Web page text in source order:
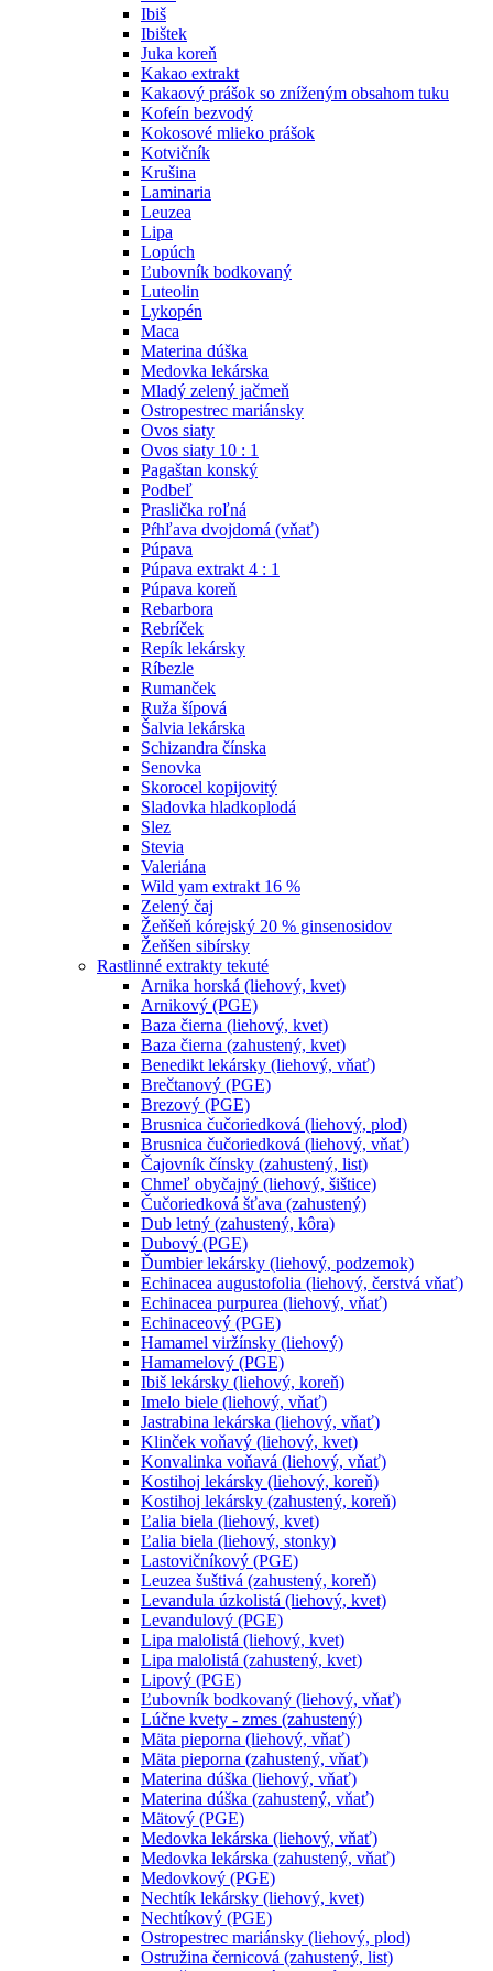
Ibiš
Ibištek
Juka koreň
Kakao extrakt
Kakaový prášok so zníženým obsahom tuku
Kofeín bezvodý
Kokosové mlieko prášok
Kotvičník
Krušina
Laminaria
Leuzea
Lipa
Lopúch
Ľubovník bodkovaný
Luteolin
Lykopén
Maca
Materina dúška
Medovka lekárska
Mladý zelený jačmeň
Ostropestrec mariánsky
Ovos siaty
Ovos siaty 10 : 1
Pagaštan konský
Podbeľ
Praslička roľná
Pŕhľava dvojdomá (vňať)
Púpava
Púpava extrakt 4 : 1
Púpava koreň
Rebarbora
Rebríček
Repík lekársky
Ríbezle
Rumanček
Ruža šípová
Šalvia lekárska
Schizandra čínska
Senovka
Skorocel kopijovitý
Sladovka hladkoplodá
Slez
Stevia
Valeriána
Wild yam extrakt 16 %
Zelený čaj
Žeňšeň kórejský 20 % ginsenosidov
Žeňšen sibírsky
Rastlinné extrakty tekuté
Arnika horská (liehový, kvet)
Arnikový (PGE)
Baza čierna (liehový, kvet)
Baza čierna (zahustený, kvet)
Benedikt lekársky (liehový, vňať)
Brečtanový (PGE)
Brezový (PGE)
Brusnica čučoriedková (liehový, plod)
Brusnica čučoriedková (liehový, vňať)
Čajovník čínsky (zahustený, list)
Chmeľ obyčajný (liehový, šištice)
Čučoriedková šťava (zahustený)
Dub letný (zahustený, kôra)
Dubový (PGE)
Ďumbier lekársky (liehový, podzemok)
Echinacea augustofolia (liehový, čerstvá vňať)
Echinacea purpurea (liehový, vňať)
Echinaceový (PGE)
Hamamel viržínsky (liehový)
Hamamelový (PGE)
Ibiš lekársky (liehový, koreň)
Imelo biele (liehový, vňať)
Jastrabina lekárska (liehový, vňať)
Klinček voňavý (liehový, kvet)
Konvalinka voňavá (liehový, vňať)
Kostihoj lekársky (liehový, koreň)
Kostihoj lekársky (zahustený, koreň)
Ľalia biela (liehový, kvet)
Ľalia biela (liehový, stonky)
Lastovičníkový (PGE)
Leuzea šuštivá (zahustený, koreň)
Levandula úzkolistá (liehový, kvet)
Levandulový (PGE)
Lipa malolistá (liehový, kvet)
Lipa malolistá (zahustený, kvet)
Lipový (PGE)
Ľubovník bodkovaný (liehový, vňať)
Lúčne kvety - zmes (zahustený)
Mäta pieporna (liehový, vňať)
Mäta pieporna (zahustený, vňať)
Materina dúška (liehový, vňať)
Materina dúška (zahustený, vňať)
Mätový (PGE)
Medovka lekárska (liehový, vňať)
Medovka lekárska (zahustený, vňať)
Medovkový (PGE)
Nechtík lekársky (liehový, kvet)
Nechtíkový (PGE)
Ostropestrec mariánsky (liehový, plod)
Ostružina černicová (zahustený, list)